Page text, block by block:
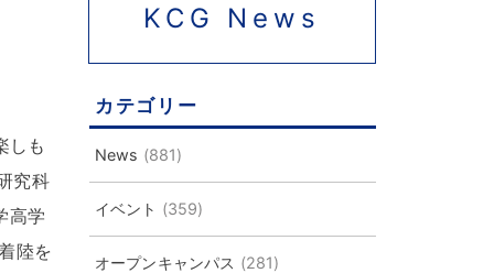
しも
究科
高学
陸を
KCG News
カテゴリー
News (881)
イベント (359)
オープンキャンパス (281)